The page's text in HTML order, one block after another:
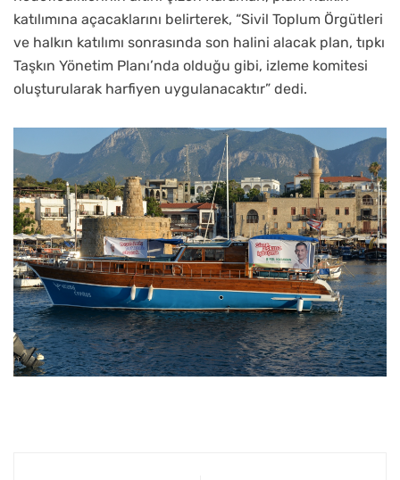
katılımına açacaklarını belirterek, “Sivil Toplum Örgütleri
ve halkın katılımı sonrasında son halini alacak plan, tıpkı
Taşkın Yönetim Planı’nda olduğu gibi, izleme komitesi
oluşturularak harfiyen uygulanacaktır” dedi.